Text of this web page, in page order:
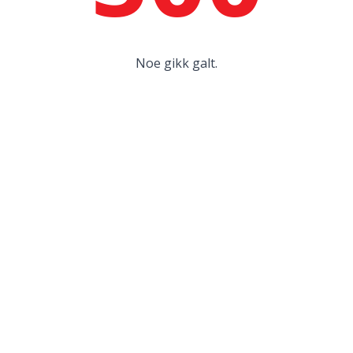
Noe gikk galt.